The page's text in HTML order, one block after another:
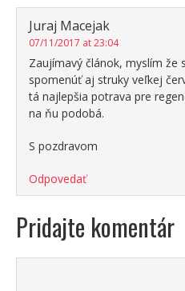
Juraj Macejak
07/11/2017 at 23:04
Zaujímavý článok, myslím že
spomenúť aj struky veľkej
tá najlepšia potrava pre
na ňu podobá.
S pozdravom
Odpovedať
Pridajte komentár